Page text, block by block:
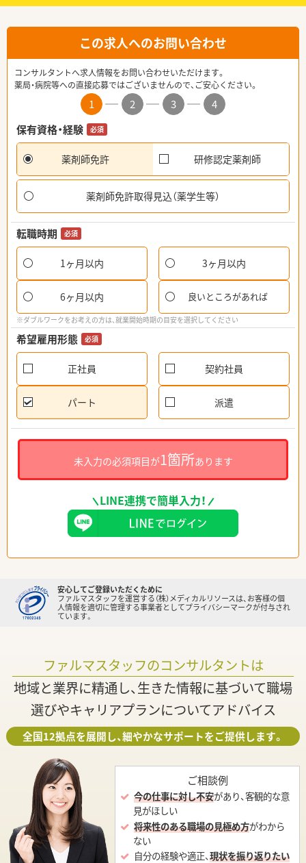
この求人へのお問い合わせ
コンサルタントへ求人情報をお問い合わせいただけます。
薬局・病院等への直接応募ではございませんので、ご安心ください。
1 2 3
4
保有資格・経験
必須
薬剤師免許 研修認定薬剤師
薬剤師免許取得見込（薬学生等）
転職時期 必須
1ヶ月以内 3ヶ月以内
6ヶ月以内 良いところがあれば
※ダブルワークをお考えの方は、就業開始時期の目安を選択してください
希望雇用形態 必須
正社員 契約社員
パート 派遣
未入力の必須項目が1箇所あります
LINE連携で簡単入力！
安心してご登録いただくために
ファルマスタッフを運営する（株）メディカルリソースは、お客様の個
人情報を適切に管理する事業者としてプライバシーマークが付与され
ています。
ファルマスタッフのコンサルタントは
地域と業界に精通し、生きた情報に基づいて職場
選びやキャリアプランについてアドバイス
全国12拠点を展開し、細やかなサポートをご提供します。
ご相談例
今の仕事に対し不安があり、客観的な意
見がほしい
将来性のある職場の見極め方がわから
ない
自分の経験や適正、現状を振り返りたい